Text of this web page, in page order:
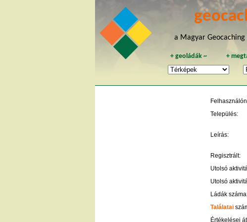
a Magyar Geocaching
+geoládák ~ +
Település:
Leírás:
Regisztrált:
Utolsó
Utolsó
Ládák
Találatai
Értékelései